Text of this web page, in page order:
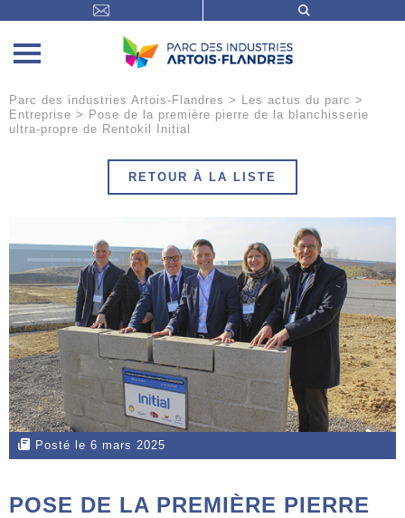
Parc des industries Artois-Flandres > Les actus du parc >
Entreprise > Pose de la première pierre de la blanchisserie
ultra-propre de Rentokil Initial
RETOUR À LA LISTE
Posté le 6 mars 2025
POSE DE LA PREMIÈRE PIERRE